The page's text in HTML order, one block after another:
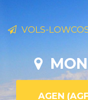
VOLS-
MON